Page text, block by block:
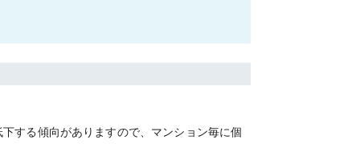
する傾向がありますので、マンション毎に個